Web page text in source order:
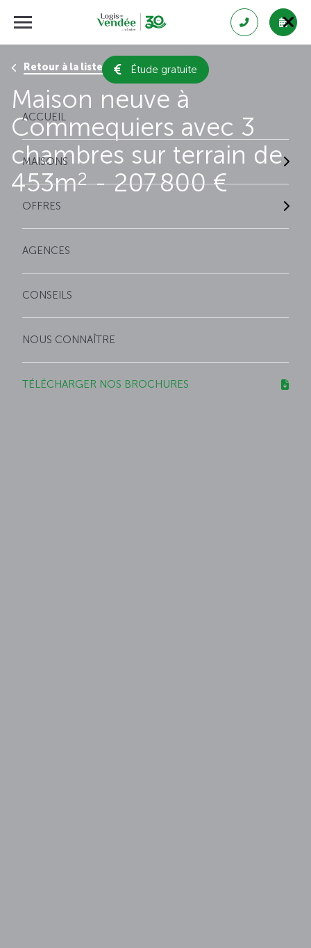
Étude gratuite
ACCUEIL
MAISONS
OFFRES
AGENCES
CONSEILS
NOUS CONNAÎTRE
TÉLÉCHARGER NOS BROCHURES
Retour à la liste des résultats
Maison neuve à
Commequiers avec 3
chambres sur terrain de
453m2- 207 800 €